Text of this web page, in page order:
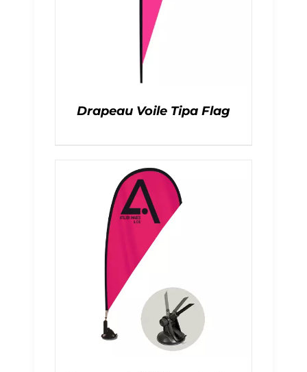
Drapeau Voile Tipa Flag